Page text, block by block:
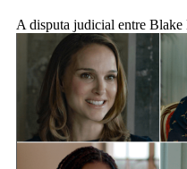
A disputa judicial entre